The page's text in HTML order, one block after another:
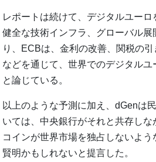
レポートは続けて、デジタルユーロ
健全な技術インフラ、グローバル展
り、ECBは、金利の改善、関税の
などを通じて、世界でのデジタル
と論じている。
以上のような予測に加え、dGenは
いては、中央銀行がそれと共存し
コインが世界市場を独占しないよ
賢明かもしれないと提言した。